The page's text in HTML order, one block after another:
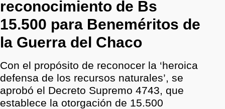
reconocimiento de Bs
15.500 para Beneméritos de
la Guerra del Chaco
Con el propósito de reconocer la ‘heroica
defensa de los recursos naturales’, se
aprobó el Decreto Supremo 4743, que
establece la otorgación de 15.500